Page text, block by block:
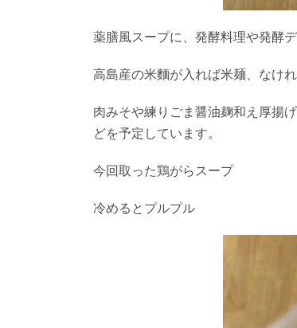
薬膳風スープに、発酵料理や発酵
高島産の米麵が入れば米麺、なけれ
肉みそや練りごま醤油麹和え厚揚
どを予定しています。
今回取った鶏がらスープ
冷めるとプルプル